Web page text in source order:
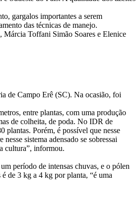
gargalos importantes a serem
das técnicas de manejo.
Toffani Simão Soares e Elenice
de Campo Erê (SC). Na ocasião, foi
entre plantas, com uma produção
de colheita, de poda. No IDR de
plantas. Porém, é possível que nesse
sistema adensado se sobressai
cultura”, informou.
período de intensas chuvas, e o pólen
de 3 kg a 4 kg por planta, “é uma